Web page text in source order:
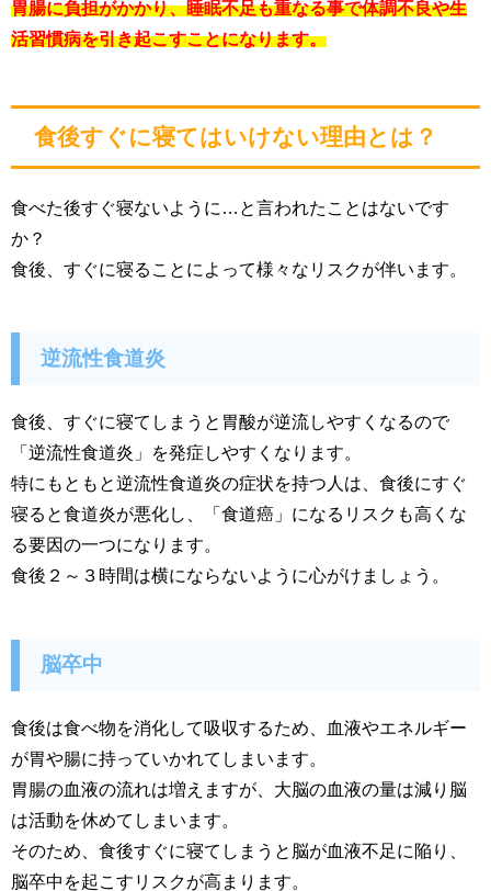
胃腸に負担がかかり、睡眠不足も重なる事で体調不良や生
活習慣病を引き起こすことになります。
食後すぐに寝てはいけない理由とは？
食べた後すぐ寝ないように…と言われたことはないです
か？
食後、すぐに寝ることによって様々なリスクが伴います。
逆流性食道炎
食後、すぐに寝てしまうと胃酸が逆流しやすくなるので
「逆流性食道炎」を発症しやすくなります。
特にもともと逆流性食道炎の症状を持つ人は、食後にすぐ
寝ると食道炎が悪化し、「食道癌」になるリスクも高くな
る要因の一つになります。
食後２～３時間は横にならないように心がけましょう。
脳卒中
食後は食べ物を消化して吸収するため、血液やエネルギー
が胃や腸に持っていかれてしまいます。
胃腸の血液の流れは増えますが、大脳の血液の量は減り脳
は活動を休めてしまいます。
そのため、食後すぐに寝てしまうと脳が血液不足に陥り、
脳卒中を起こすリスクが高まります。